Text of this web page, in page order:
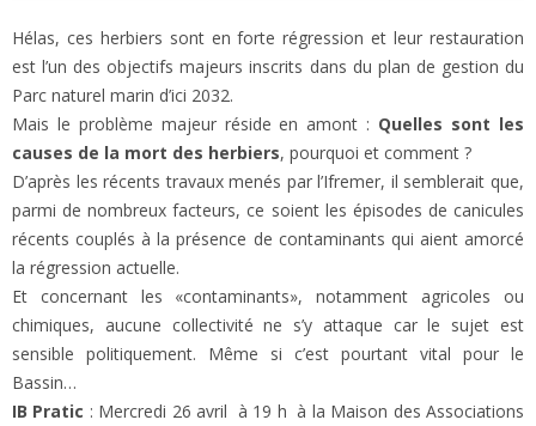
Hélas, ces herbiers sont en forte régression et leur restauration
est l’un des objectifs majeurs inscrits dans du plan de gestion du
Parc naturel marin d’ici 2032.
Mais le problème majeur réside en amont : Quelles sont les
causes de la mort des herbiers, pourquoi et comment ?
D’après les récents travaux menés par l’Ifremer, il semblerait que,
parmi de nombreux facteurs, ce soient les épisodes de canicules
récents couplés à la présence de contaminants qui aient amorcé
la régression actuelle.
Et concernant les «contaminants», notamment agricoles ou
chimiques, aucune collectivité ne s’y attaque car le sujet est
sensible politiquement. Même si c’est pourtant vital pour le
Bassin…
IB Pratic : Mercredi 26 avril à 19 h à la Maison des Associations